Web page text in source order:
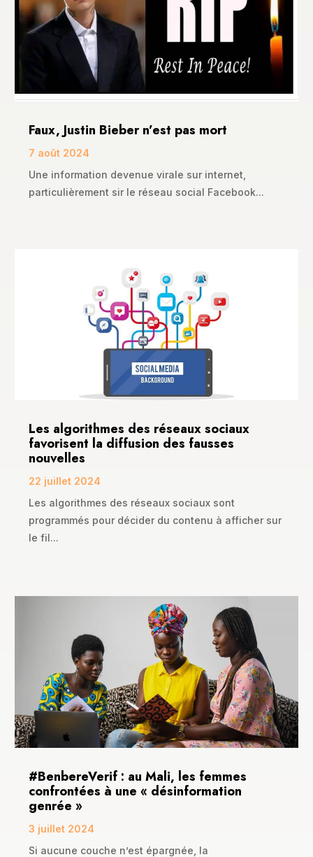
Faux, Justin Bieber n’est pas mort
7 août 2024
Une information devenue virale sur internet,
particulièrement sir le réseau social Facebook...
Les algorithmes des réseaux sociaux
favorisent la diffusion des fausses
nouvelles
22 juillet 2024
Les algorithmes des réseaux sociaux sont
programmés pour décider du contenu à afficher sur
le fil...
#BenbereVerif : au Mali, les femmes
confrontées à une « désinformation
genrée »
3 juillet 2024
Si aucune couche n’est épargnée, la